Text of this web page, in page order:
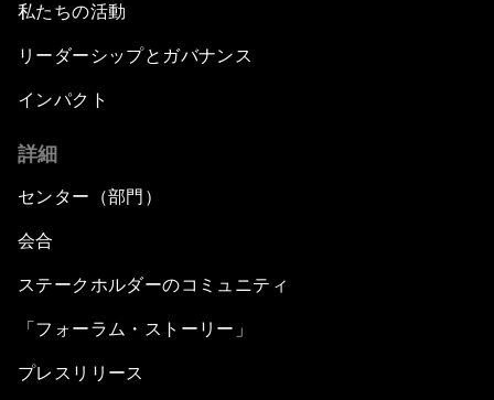
私たちの活動
リーダーシップとガバナンス
インパクト
詳細
センター（部門）
会合
ステークホルダーのコミュニティ
「フォーラム・ストーリー」
プレスリリース